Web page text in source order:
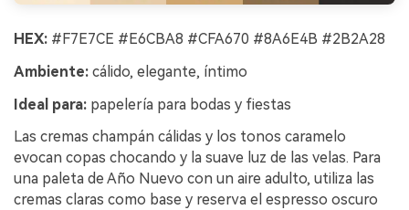
HEX: #F7E7CE #E6CBA8 #CFA670 #8A6E4B #2B2A28
Ambiente: cálido, elegante, íntimo
Ideal para: papelería para bodas y fiestas
Las cremas champán cálidas y los tonos caramelo
evocan copas chocando y la suave luz de las velas. Para
una paleta de Año Nuevo con un aire adulto, utiliza las
cremas claras como base y reserva el espresso oscuro